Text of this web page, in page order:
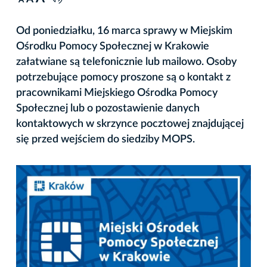
Od poniedziałku, 16 marca sprawy w Miejskim
Ośrodku Pomocy Społecznej w Krakowie
załatwiane są telefonicznie lub mailowo. Osoby
potrzebujące pomocy proszone są o kontakt z
pracownikami Miejskiego Ośrodka Pomocy
Społecznej lub o pozostawienie danych
kontaktowych w skrzynce pocztowej znajdującej
się przed wejściem do siedziby MOPS.